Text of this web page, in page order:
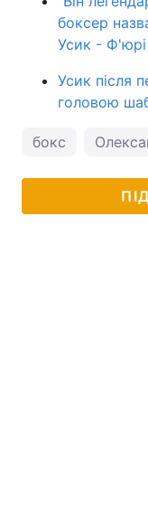
боксер
Усик - Ф'юрі
Усик після
головою
бокс